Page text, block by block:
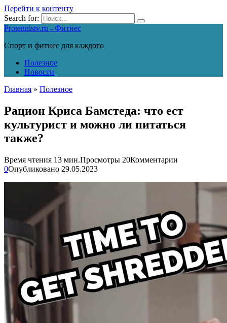
Перейти к контенту
Search for:
Protennistv.ru - Фитнес
Спорт и фитнес для каждого
Полезное
Новости
Главная » Полезное
Рацион Криса Бамстеда: что ест
культурист и можно ли питаться
также?
Время чтения 13 мин.Просмотры 20Комментарии
0Опубликовано 29.05.2023